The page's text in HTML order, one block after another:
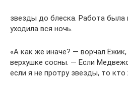
звезды до блеска. Работа была
уходила вся ночь.
«А как же иначе? — ворчал
верхушке сосны. — Если
если я не протру звезды, то